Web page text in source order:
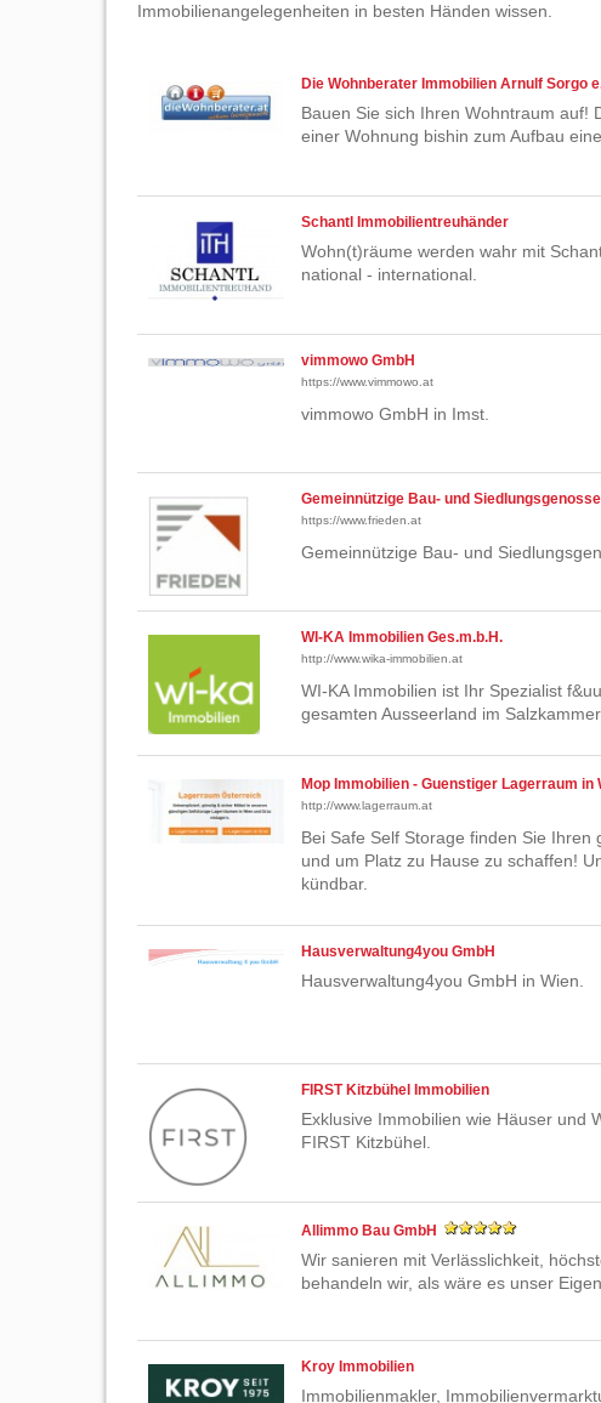
Immobilienangelegenheiten in besten Händen wissen.
Die Wohnberater Immobilien Arnulf Sorgo
Bauen Sie sich Ihren Wohntraum auf!
einer Wohnung bishin zum Aufbau
Schantl Immobilientreuhänder
Wohn(t)räume werden wahr mit
national - international.
vimmowo GmbH
https://www.vimmowo.at
vimmowo GmbH in Imst.
Gemeinnützige Bau- und
https://www.frieden.at
Gemeinnützige Bau- und
WI-KA Immobilien Ges.m.b.H.
http://www.wika-immobilien.at
WI-KA Immobilien ist Ihr Spezialist
gesamten Ausseerland im
Mop Immobilien - Guenstiger Lagerraum in
http://www.lagerraum.at
Bei Safe Self Storage finden Sie
und um Platz zu Hause zu schaffen!
kündbar.
Hausverwaltung4you GmbH
Hausverwaltung4you GmbH in Wien.
FIRST Kitzbühel Immobilien
Exklusive Immobilien wie Häuser und
FIRST Kitzbühel.
Allimmo Bau GmbH
Wir sanieren mit Verlässlichkeit,
behandeln wir, als wäre es unser
Kroy Immobilien
Immobilienmakler,